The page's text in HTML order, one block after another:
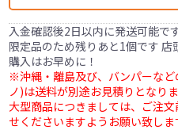
入金確認後2日以内に発送可能で
限定品のため残りあと1個です
購入はお早めに！
※沖縄・離島及び、バンパーな
ノ)は送料が別途お見積りとなりま
大型商品につきましては、ご注
せくださいますようお願い致しま